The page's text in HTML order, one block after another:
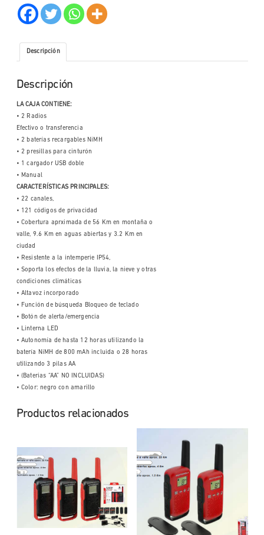
Descripción
Descripción
LA CAJA CONTIENE:
• 2 Radios
Efectivo o transferencia
• 2 baterías recargables NiMH
• 2 presillas para cinturón
• 1 cargador USB doble
• Manual
CARACTERÍSTICAS PRINCIPALES:
• 22 canales,
• 121 códigos de privacidad
• Cobertura aprximada de 56 Km en montaña o
valle, 9.6 Km en aguas abiertas y 3.2 Km en
ciudad
• Resistente a la intemperie IP54,
• Soporta los efectos de la lluvia, la nieve y otras
condiciones climáticas
• Altavoz incorporado
• Función de búsqueda Bloqueo de teclado
• Botón de alerta/emergencia
• Linterna LED
• Autonomía de hasta 12 horas utilizando la
batería NiMH de 800 mAh incluida o 28 horas
utilizando 3 pilas AA
• (Baterias “AA” NO INCLUIDAS)
• Color: negro con amarillo
Productos relacionados